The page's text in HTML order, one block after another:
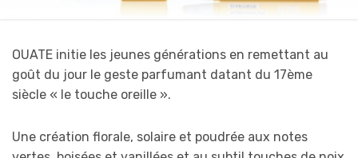
OUATE initie les jeunes générations en remettant au
goût du jour le geste parfumant datant du 17ème
siècle « le touche oreille ».
Une création florale, solaire et poudrée aux notes